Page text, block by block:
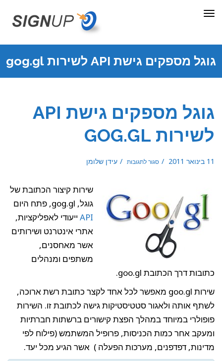
תפריט
גוגל מספקים גישת API לשירות gog.gl
גוגל מספקים גישת API
לשירות GOG.GL
11 בינואר 2011 סגור לתגובות גוגל
מספקיםעידן שלומן
שירות קיצור הכתובת של
גוגל, gog.gl, פתח היום
API ייעודי לאפליקציות,
אתרי אינטרנט ושירותים
אשר מאחסנים,
משתפים ומנהלים
כתובות דרך הכתובת goo.gl.
שירות goo.gl מאפשר לכל אחד לקצר כתובת רשת ארוכה,
לשתף אותה ולאגור סטטיסטיקות גישה לכתובת זו. השירות
פופולרי במיוחד במהלך הפצת קישורים ברשתות חברתיות
ומעקב אחר כמות הכניסות, פרופיל המשתמש (פילוח לפי
מדינות, דפדפנים, מערכות הפעלה ) אשר הגיע מכל יעד.